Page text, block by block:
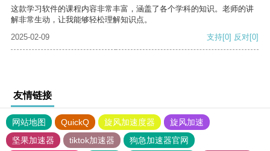
这款学习软件的课程内容非常丰富，涵盖了各个学科的知识。老师的讲
解非常生动，让我能够轻松理解知识点。
2025-02-09
支持[0] 反对[0]
友情链接
网站地图 QuickQ 旋风加速度器
旋风加速
坚果加速器
tiktok加速器 狗急加速器官网